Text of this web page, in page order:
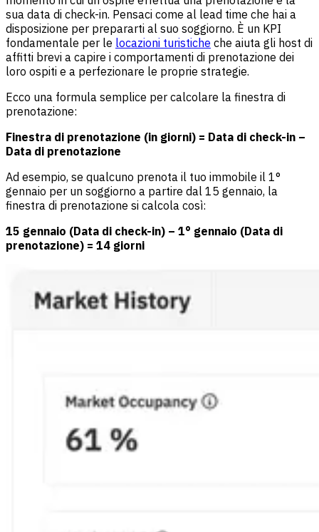
sua data di check-in. Pensaci come al lead time che hai a
disposizione per prepararti al suo soggiorno. È un KPI
fondamentale per le locazioni turistiche che aiuta gli host di
affitti brevi a capire i comportamenti di prenotazione dei
loro ospiti e a perfezionare le proprie strategie.
Ecco una formula semplice per calcolare la finestra di
prenotazione:
Finestra di prenotazione (in giorni) = Data di check-in –
Data di prenotazione
Ad esempio, se qualcuno prenota il tuo immobile il 1°
gennaio per un soggiorno a partire dal 15 gennaio, la
finestra di prenotazione si calcola così:
15 gennaio (Data di check-in) – 1° gennaio (Data di
prenotazione) = 14 giorni